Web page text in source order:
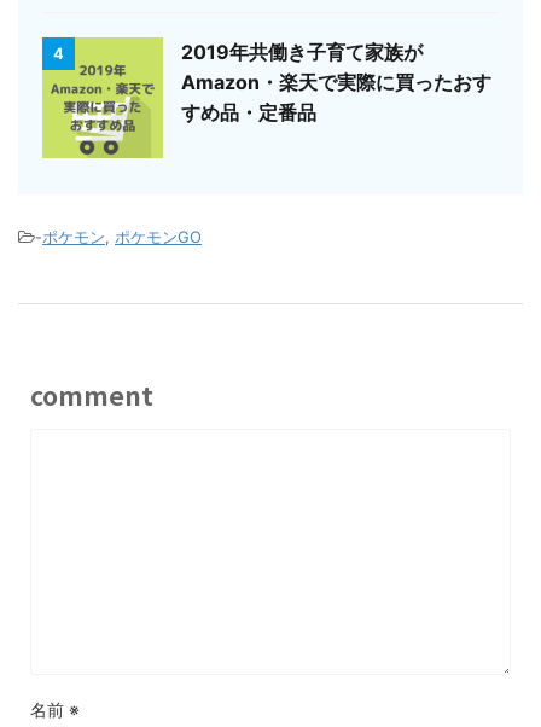
4
2019年共働き子育て家族が
Amazon・楽天で実際に買ったおす
すめ品・定番品
-ポケモン, ポケモンGO
comment
名前 ※